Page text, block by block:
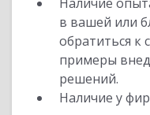
в вашей или
обратиться к
примеры
решений.
Наличие у